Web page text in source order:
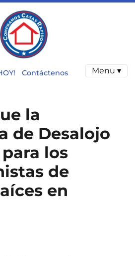
Contáctenos Menu ▾
la
de Desalojo
los
de
en